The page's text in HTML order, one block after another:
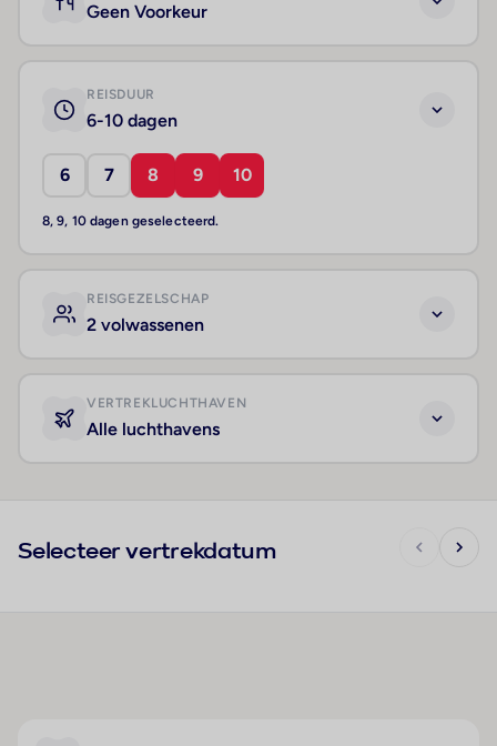
Geen Voorkeur
REISDUUR
6-10 dagen
6 7 8 9 10
8, 9, 10 dagen geselecteerd.
REISGEZELSCHAP
2 volwassenen
VERTREKLUCHTHAVEN
Alle luchthavens
Selecteer vertrekdatum